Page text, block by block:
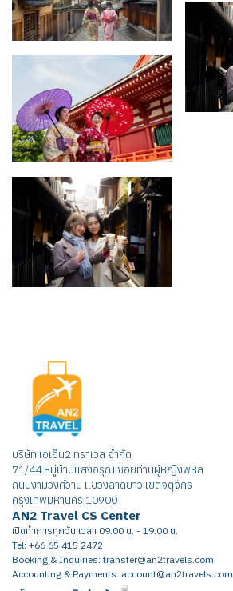
บริษัท เอเอ็น2 ทราเวล จำกัด
71/44 หมู่บ้านแสงอรุณ ซอยท่านผู้หญิงพหล
ถนนงามวงศ์วาน แขวงลาดยาว เขตจตุจักร
กรุงเทพมหานคร 10900
AN2 Travel CS Center
เปิดทำการทุกวัน เวลา 09.00 น. - 19.00 น.
Tel: +66 65 415 2472
Booking & Inquiries: transfer@an2travels.com
Accounting & Payments: account@an2travels.com